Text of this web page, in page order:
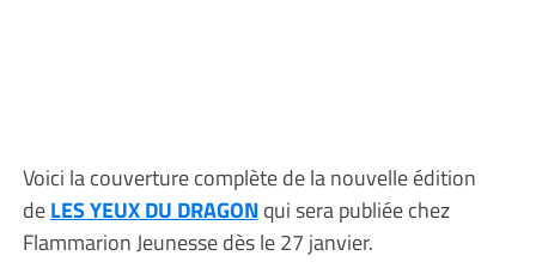
Voici la couverture complète de la nouvelle édition
deLES YEUX DU DRAGONqui sera publiée chez
Flammarion Jeunesse dès le 27 janvier.